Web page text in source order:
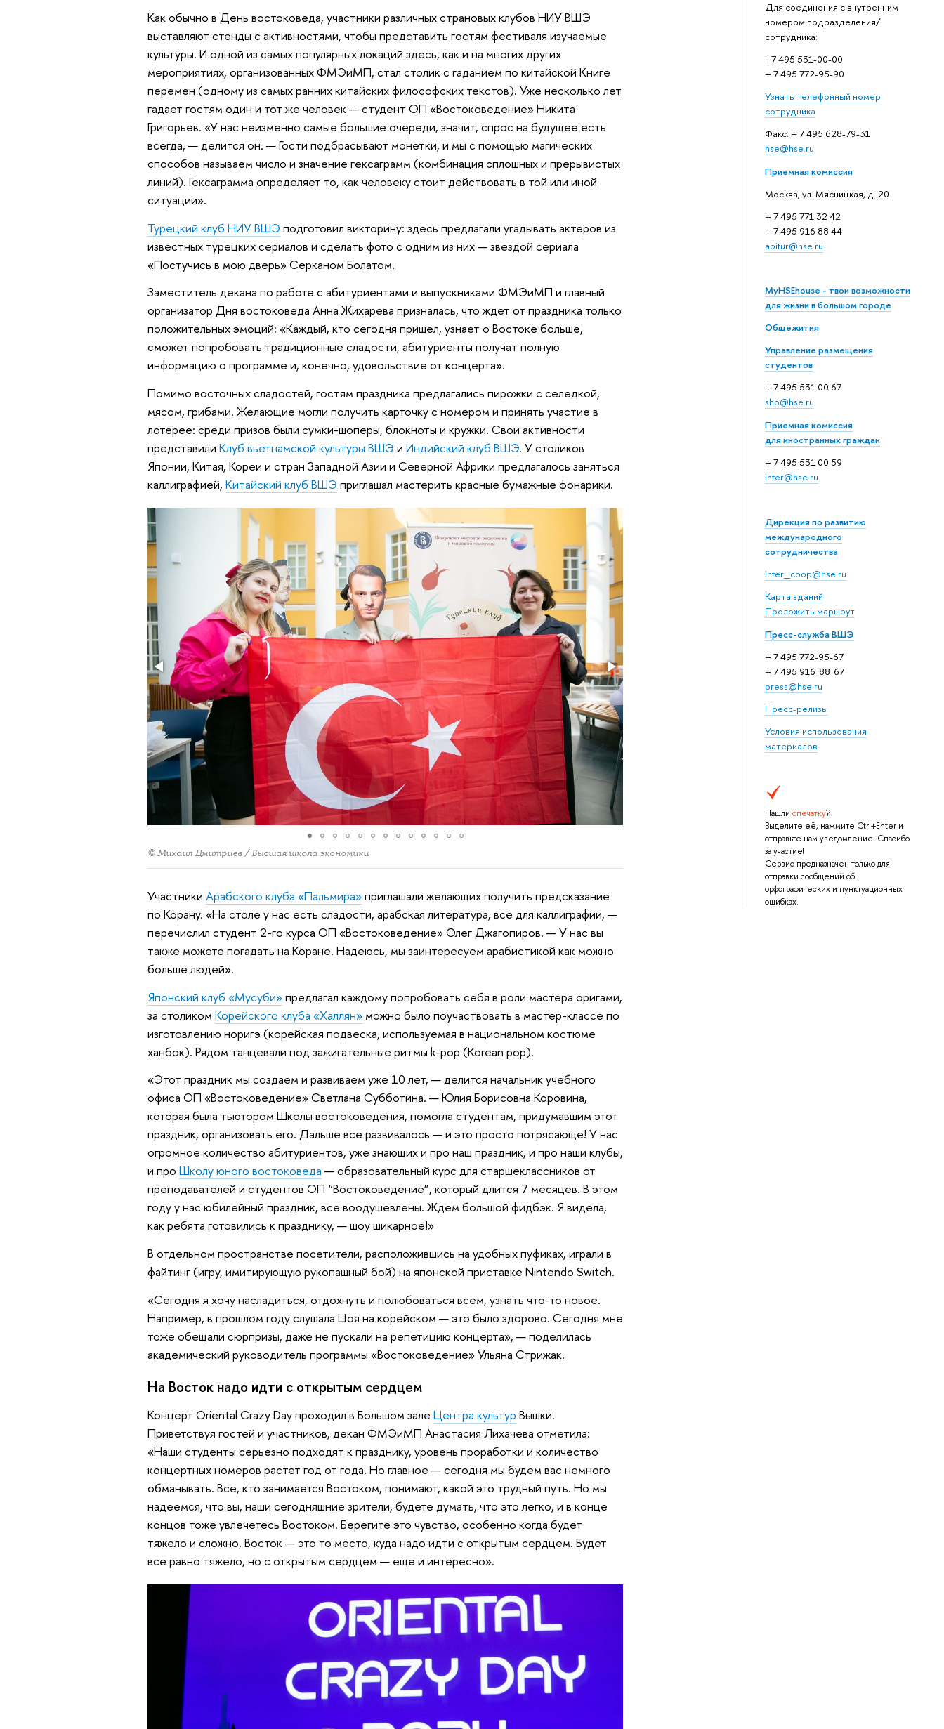
Для соединения с внутренним
номером подразделения/
сотрудника:
+7 495 531-00-00
+ 7 495 772-95-90
Узнать телефонный номер
сотрудника
Факс: + 7 495 628-79-31
hse@hse.ru
Приемная комиссия
Москва, ул. Мясницкая, д. 20
+ 7 495 771 32 42
+ 7 495 916 88 44
abitur@hse.ru
MyHSEhouse - твои возможности
для жизни в большом городе
Общежития
Управление размещения
студентов
+ 7 495 531 00 67
sho@hse.ru
Приемная комиссия
для иностранных граждан
+ 7 495 531 00 59
inter@hse.ru
Дирекция по развитию
международного
сотрудничества
inter_coop@hse.ru
Карта зданий
Проложить маршрут
Пресс-служба ВШЭ
+ 7 495 772-95-67
+ 7 495 916-88-67
press@hse.ru
Пресс-релизы
Условия использования
материалов
Нашли опечатку?
Выделите её, нажмите Ctrl+Enter и
отправьте нам уведомление. Спасибо
за участие!
Сервис предназначен только для
отправки сообщений об
орфографических и пунктуационных
ошибках.
Как обычно в День востоковеда, участники различных страновых клубов НИУ ВШЭ
выставляют стенды с активностями, чтобы представить гостям фестиваля изучаемые
культуры. И одной из самых популярных локаций здесь, как и на многих других
мероприятиях, организованных ФМЭиМП, стал столик с гаданием по китайской Книге
перемен (одному из самых ранних китайских философских текстов). Уже несколько лет
гадает гостям один и тот же человек — студент ОП «Востоковедение» Никита
Григорьев. «У нас неизменно самые большие очереди, значит, спрос на будущее есть
всегда, — делится он. — Гости подбрасывают монетки, и мы с помощью магических
способов называем число и значение гексаграмм (комбинация сплошных и прерывистых
линий). Гексаграмма определяет то, как человеку стоит действовать в той или иной
ситуации».
Турецкий клуб НИУ ВШЭ подготовил викторину: здесь предлагали угадывать актеров из
известных турецких сериалов и сделать фото с одним из них — звездой сериала
«Постучись в мою дверь» Серканом Болатом.
Заместитель декана по работе с абитуриентами и выпускниками ФМЭиМП и главный
организатор Дня востоковеда Анна Жихарева призналась, что ждет от праздника только
положительных эмоций: «Каждый, кто сегодня пришел, узнает о Востоке больше,
сможет попробовать традиционные сладости, абитуриенты получат полную
информацию о программе и, конечно, удовольствие от концерта».
Помимо восточных сладостей, гостям праздника предлагались пирожки с селедкой,
мясом, грибами. Желающие могли получить карточку с номером и принять участие в
лотерее: среди призов были сумки-шоперы, блокноты и кружки. Свои активности
представили Клуб вьетнамской культуры ВШЭ и Индийский клуб ВШЭ. У столиков
Японии, Китая, Кореи и стран Западной Азии и Северной Африки предлагалось заняться
каллиграфией, Китайский клуб ВШЭ приглашал мастерить красные бумажные фонарики.
© Михаил Дмитриев / Высшая школа экономики
Участники Арабского клуба «Пальмира»приглашали желающих получить предсказание
по Корану. «На столе у нас есть сладости, арабская литература, все для каллиграфии, —
перечислил студент 2-го курса ОП «Востоковедение» Олег Джагопиров. — У нас вы
также можете погадать на Коране. Надеюсь, мы заинтересуем арабистикой как можно
больше людей».
Японский клуб «Мусуби»предлагал каждому попробовать себя в роли мастера оригами,
за столиком Корейского клуба «Халлян»можно было поучаствовать в мастер-классе по
изготовлению норигэ (корейская подвеска, используемая в национальном костюме
ханбок). Рядом танцевали под зажигательные ритмы k-pop (Korean pop).
«Этот праздник мы создаем и развиваем уже 10 лет, — делится начальник учебного
офиса ОП «Востоковедение» Светлана Субботина. — Юлия Борисовна Коровина,
которая была тьютором Школы востоковедения, помогла студентам, придумавшим этот
праздник, организовать его. Дальше все развивалось — и это просто потрясающе! У нас
огромное количество абитуриентов, уже знающих и про наш праздник, и про наши клубы,
и про Школу юного востоковеда — образовательный курс для старшеклассников от
преподавателей и студентов ОП “Востоковедение”, который длится 7 месяцев. В этом
году у нас юбилейный праздник, все воодушевлены. Ждем большой фидбэк. Я видела,
как ребята готовились к празднику, — шоу шикарное!»
В отдельном пространстве посетители, расположившись на удобных пуфиках, играли в
файтинг (игру, имитирующую рукопашный бой) на японской приставке Nintendo Switch.
«Сегодня я хочу насладиться, отдохнуть и полюбоваться всем, узнать что-то новое.
Например, в прошлом году слушала Цоя на корейском — это было здорово. Сегодня мне
тоже обещали сюрпризы, даже не пускали на репетицию концерта», — поделилась
академический руководитель программы «Востоковедение» Ульяна Стрижак.
На Восток надо идти с открытым сердцем
Концерт Oriental Crazy Day проходил в Большом зале Центра культур Вышки.
Приветствуя гостей и участников, декан ФМЭиМП Анастасия Лихачева отметила:
«Наши студенты серьезно подходят к празднику, уровень проработки и количество
концертных номеров растет год от года. Но главное — сегодня мы будем вас немного
обманывать. Все, кто занимается Востоком, понимают, какой это трудный путь. Но мы
надеемся, что вы, наши сегодняшние зрители, будете думать, что это легко, и в конце
концов тоже увлечетесь Востоком. Берегите это чувство, особенно когда будет
тяжело и сложно. Восток — это то место, куда надо идти с открытым сердцем. Будет
все равно тяжело, но с открытым сердцем — еще и интересно».